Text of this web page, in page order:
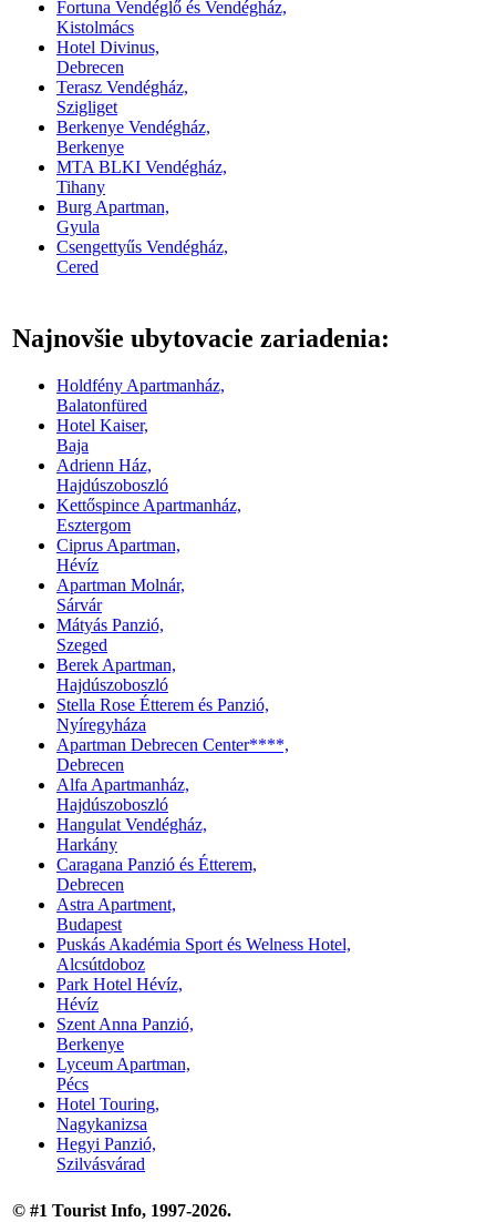
Fortuna Vendéglő és Vendégház,
Kistolmács
Hotel Divinus,
Debrecen
Terasz Vendégház,
Szigliget
Berkenye Vendégház,
Berkenye
MTA BLKI Vendégház,
Tihany
Burg Apartman,
Gyula
Csengettyűs Vendégház,
Cered
Najnovšie ubytovacie zariadenia:
Holdfény Apartmanház,
Balatonfüred
Hotel Kaiser,
Baja
Adrienn Ház,
Hajdúszoboszló
Kettőspince Apartmanház,
Esztergom
Ciprus Apartman,
Hévíz
Apartman Molnár,
Sárvár
Mátyás Panzió,
Szeged
Berek Apartman,
Hajdúszoboszló
Stella Rose Étterem és Panzió,
Nyíregyháza
Apartman Debrecen Center****,
Debrecen
Alfa Apartmanház,
Hajdúszoboszló
Hangulat Vendégház,
Harkány
Caragana Panzió és Étterem,
Debrecen
Astra Apartment,
Budapest
Puskás Akadémia Sport és Welness Hotel,
Alcsútdoboz
Park Hotel Hévíz,
Hévíz
Szent Anna Panzió,
Berkenye
Lyceum Apartman,
Pécs
Hotel Touring,
Nagykanizsa
Hegyi Panzió,
Szilvásvárad
© #1 Tourist Info, 1997-2026.